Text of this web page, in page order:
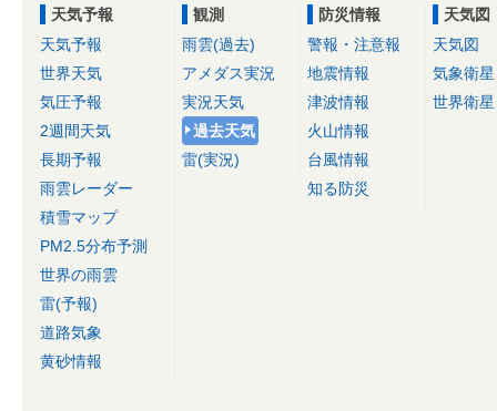
天気予報
天気予報
世界天気
気圧予報
2週間天気
長期予報
雨雲レーダー
積雪マップ
PM2.5分布予測
世界の雨雲
雷(予報)
道路気象
黄砂情報
観測
雨雲(過去)
アメダス実況
実況天気
過去天気
雷(実況)
防災情報
警報・注意報
地震情報
津波情報
火山情報
台風情報
知る防災
天気図
天気図
気象衛星
世界衛星